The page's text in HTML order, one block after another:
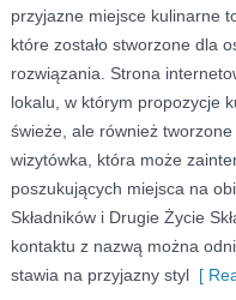
przyjazne miejsce kulinarne
które zostało stworzone dla
rozwiązania. Strona
lokalu, w którym propozycje
świeże, ale również
wizytówka, która może
poszukujących miejsca na
Składników i Drugie Życie
kontaktu z nazwą można
stawia na przyjazny styl [